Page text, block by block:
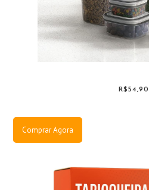
R$54,90
Comprar Agora